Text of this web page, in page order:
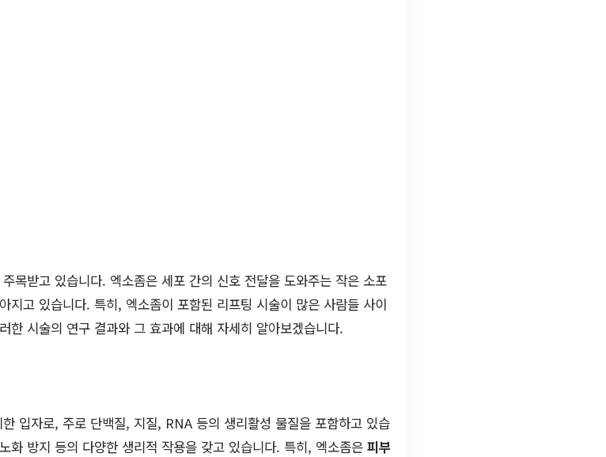
주목받고 있습니다. 엑소좀은 세포 간의 신호 전달을 도와주는 작은 소포
지고 있습니다. 특히, 엑소좀이 포함된 리프팅 시술이 많은 사람들 사이
한 시술의 연구 결과와 그 효과에 대해 자세히 알아보겠습니다.
입자로, 주로 단백질, 지질, RNA 등의 생리활성 물질을 포함하고 있습
화 방지 등의 다양한 생리적 작용을 갖고 있습니다. 특히, 엑소좀은 피부